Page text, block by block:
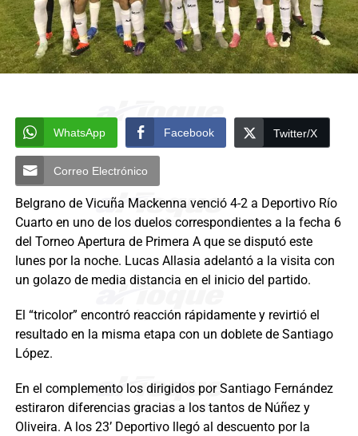
WhatsApp Facebook Twitter/X
Correo Electrónico
Belgrano de Vicuña Mackenna venció 4-2 a Deportivo Río
Cuarto en uno de los duelos correspondientes a la fecha 6
del Torneo Apertura de Primera A que se disputó este
lunes por la noche. Lucas Allasia adelantó a la visita con
un golazo de media distancia en el inicio del partido.
El “tricolor” encontró reacción rápidamente y revirtió el
resultado en la misma etapa con un doblete de Santiago
López.
En el complemento los dirigidos por Santiago Fernández
estiraron diferencias gracias a los tantos de Núñez y
Oliveira. A los 23’ Deportivo llegó al descuento por la